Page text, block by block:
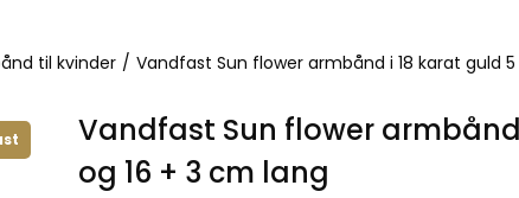
til kvinder / Vandfast Sun flower armbånd i 18 karat guld
Vandfast Sun flower
og 16 + 3 cm lang